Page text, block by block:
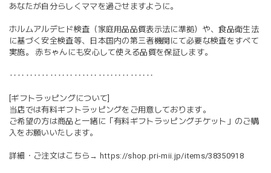
あなたが自分らしくママを過ごせますように。
ホルムアルデヒド検査（家庭用品品質表示法に準拠）や、食品衛生法
に基づく安全検査等、日本国内の第三者機関にて必要な検査をすべて
実施。 赤ちゃんにも安心して使える品質を保証します。
‥‥‥‥‥‥‥‥‥‥‥‥‥‥‥‥‥‥
[ギフトラッピングについて]
当店では有料ギフトラッピングをご用意しております。
ご希望の方は商品と一緒に「有料ギフトラッピングチケット」のご購
入をお願いいたします。
詳細・ご注文はこちら→ https://shop.pri-mii.jp/items/38350918